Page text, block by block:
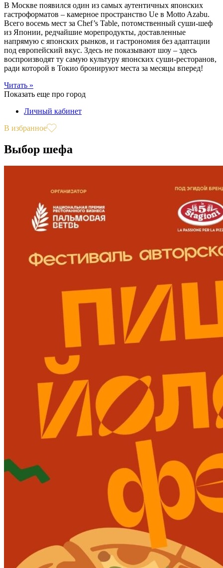
В Москве появился один из самых аутентичных японских
гастроформатов – камерное пространство Ue в Motto Azabu.
Всего восемь мест за Chef’s Table, потомственный суши-шеф
из Японии, редчайшие морепродукты, доставленные
напрямую с японских рынков, и гастрономия без адаптации
под европейский вкус. Здесь не показывают шоу – здесь
воспроизводят ту самую культуру японских суши-ресторанов,
ради которой в Токио бронируют места за месяцы вперед!
Читать »
Показать еще про город
Личный кабинет
В избранное
Выбор шефа